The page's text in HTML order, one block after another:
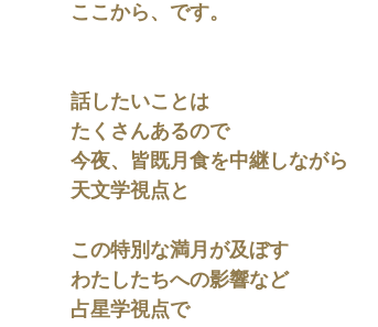
ここから、です。
話したいことは
たくさんあるので
今夜、皆既月食を中継しながら
天文学視点と
この特別な満月が及ぼす
わたしたちへの影響など
占星学視点で